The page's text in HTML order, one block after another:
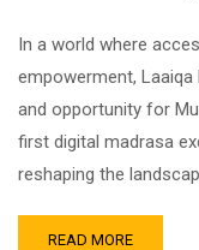
In a world where
empowerment,
and opportunity for
first digital madrasa
reshaping the
READ MORE